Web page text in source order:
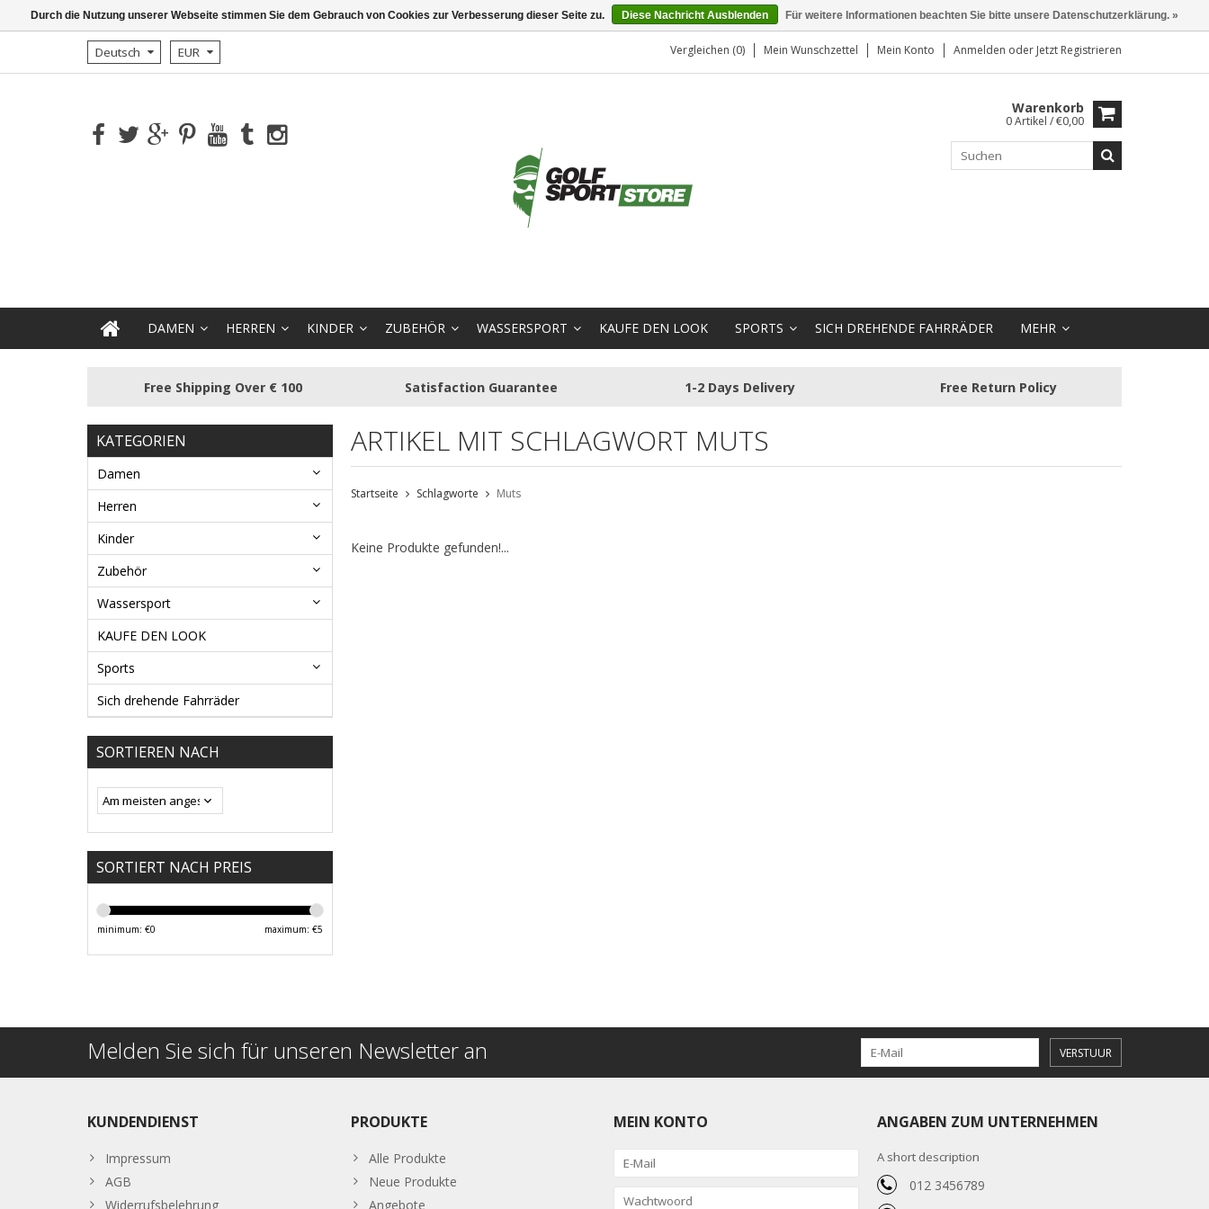
Deutsch EUR Vergleichen (0) Mein Wunschzettel Mein Konto Anmelden oder Jetzt Registrieren
Warenkorb
0 Artikel / €0,00
DAMEN HERREN KINDER ZUBEHÖR WASSERSPORT KAUFE DEN LOOK SPORTS SICH DREHENDE FAHRRÄDER MEHR
Free Shipping Over € 100 Satisfaction Guarantee 1-2 Days Delivery Free Return Policy
KATEGORIEN
Damen
Herren
Kinder
Zubehör
Wassersport
KAUFE DEN LOOK
Sports
Sich drehende Fahrräder
SORTIEREN NACH
SORTIERT NACH PREIS
minimum: €0 maximum: €5
ARTIKEL MIT SCHLAGWORT MUTS
Startseite Schlagworte Muts
Keine Produkte gefunden!...
Melden Sie sich für unseren Newsletter an VERSTUUR
KUNDENDIENST
Impressum
AGB
Widerrufsbelehrung
PRODUKTE
Alle Produkte
Neue Produkte
Angebote
MEIN KONTO ANGABEN ZUM UNTERNEHMEN
A short description
012 3456789
Durch die Nutzung unserer Webseite stimmen Sie dem Gebrauch von Cookies zur Verbesserung dieser Seite zu. Diese Nachricht Ausblenden Für weitere Informationen beachten Sie bitte unsere Datenschutzerklärung. »